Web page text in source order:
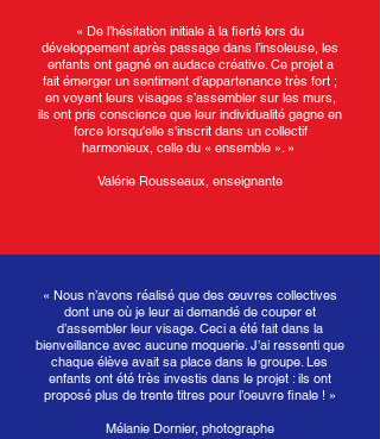
« De l’hésitation initiale à la fierté lors du
développement après passage dans l’insoleuse, les
enfants ont gagné en audace créative. Ce projet a
fait émerger un sentiment d’appartenance très fort ;
en voyant leurs visages s’assembler sur les murs,
ils ont pris conscience que leur individualité gagne en
force lorsqu'elle s'inscrit dans un collectif
harmonieux, celle du « ensemble ». »
Valérie Rousseaux, enseignante
« Nous n’avons réalisé que des œuvres collectives
dont une où je leur ai demandé de couper et
d’assembler leur visage. Ceci a été fait dans la
bienveillance avec aucune moquerie. J’ai ressenti que
chaque élève avait sa place dans le groupe. Les
enfants ont été très investis dans le projet : ils ont
proposé plus de trente titres pour l’oeuvre finale ! »
Mélanie Dornier, photographe